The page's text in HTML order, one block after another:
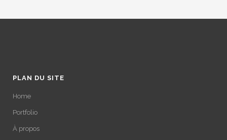
PLAN DU SITE
Home
Portfolio
À propos